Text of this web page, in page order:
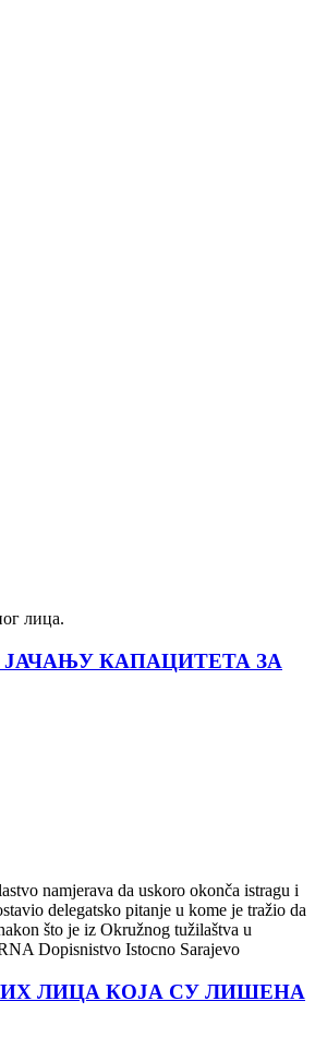
лица.
КАПАЦИТЕТА ЗА
namjerava da uskoro okonča istragu i
delegatsko pitanje u kome je tražio da
što je iz Okružnog tužilaštva u
Dopisnistvo Istocno Sarajevo
ЛИЦА КОЈА СУ ЛИШЕНА